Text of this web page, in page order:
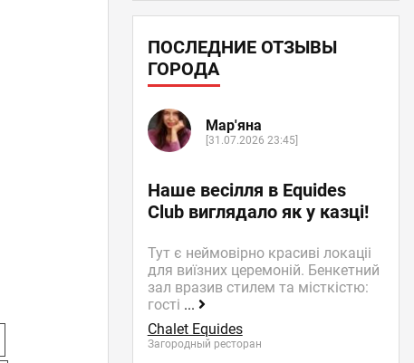
ПОСЛЕДНИЕ ОТЗЫВЫ
ГОРОДА
Мар'яна
[31.07.2026 23:45]
Наше весілля в Equides
Club виглядало як у казці!
Тут є неймовірно красиві локаціі
для виїзних церемоній. Бенкетний
зал вразив стилем та місткістю:
гості ...
Chalet Equides
Загородный ресторан